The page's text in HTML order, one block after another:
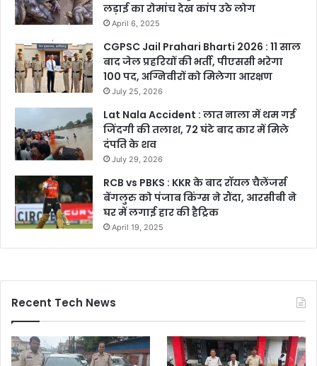
लड़ाई का रोमांच देख कांप उठे लोग
April 6, 2025
CGPSC Jail Prahari Bharti 2026 : 11 साल
बाद जेल प्रहरियों की भर्ती, पीएससी भरेगा
100 पद, अग्निवीरों को मिलेगा आरक्षण
July 25, 2026
Lat Nala Accident : लात नाला में थम गई
जिंदगी की तलाश, 72 घंटे बाद कार में मिले
दंपति के शव
July 29, 2026
RCB vs PBKS : KKR के बाद रॉयल चैलेंजर्स
बेंगलुरु को पंजाब किंग्स ने रौंदा, आरसीबी ने
घर में लगाई हार की हैट्रिक
April 19, 2025
Recent Tech News